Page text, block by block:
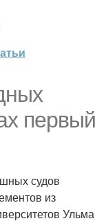
первый
судов
из
Ульма